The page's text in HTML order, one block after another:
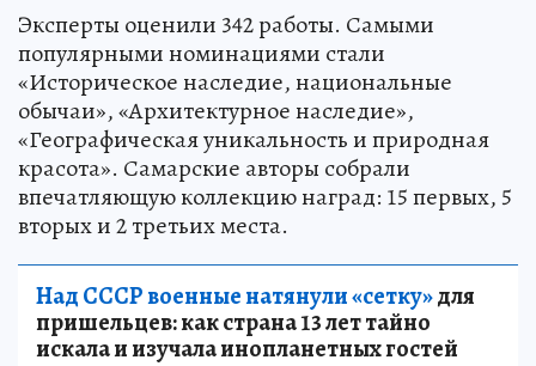
Эксперты оценили 342 работы. Самыми
популярными номинациями стали
«Историческое наследие, национальные
обычаи», «Архитектурное наследие»,
«Географическая уникальность и природная
красота». Самарские авторы собрали
впечатляющую коллекцию наград: 15 первых, 5
вторых и 2 третьих места.
Над СССР военные натянули «сетку»для
пришельцев: как страна 13 лет тайно
искала и изучала инопланетных гостей